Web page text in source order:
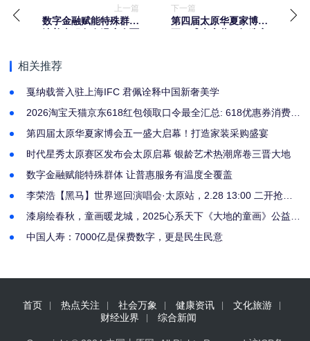
上一篇
数字金融赋能特殊群体
下一篇
第四届太原华夏家博会
相关推荐
戛纳载誉入驻上海IFC 君佩诠释中国新奢美学
2026淘宝天猫京东618红包领取口令最全汇总: 618优惠券消费券
第四届太原华夏家博会五一盛大启幕！打造家装采购盛宴
时代星秀太原赛区发布会太原启幕 银龄艺术热潮席卷三晋大地
数字金融赋能特殊群体 让普惠服务有温度全覆盖
李荣浩【黑马】世界巡回演唱会·太原站，2.28 13:00 二开抢
漆扇绘春秋，童画暖龙城，2025心系天下《大地的童画》公益展
中国人寿：7000亿是保费数字，更是民生民意
首页 热点关注 社会万象 健康资讯
文化旅游
财经业界
综合新闻